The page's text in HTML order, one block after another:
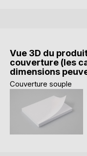
Vue 3D du
couverture (les
dimensions
Couverture souple